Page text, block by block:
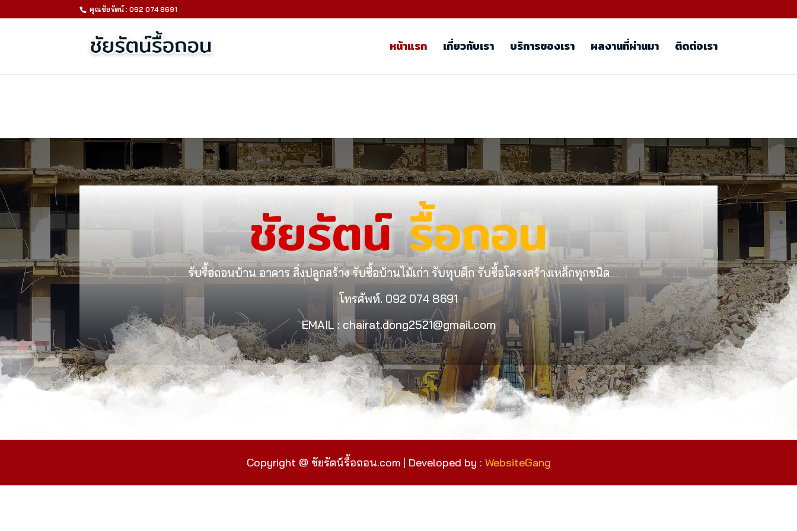
คุณชัยรัตน์ : 092 074 8691
หน้าแรก เกี่ยวกับเรา บริการของเรา ผลงานที่ผ่านมา ติดต่อเรา
ชัยรัตน์รื้อถอน
รับรื้อถอนบ้าน อาคาร สิ่งปลูกสร้าง รับซื้อบ้านไม้เก่า รับทุบตึก รับซื้อโครงสร้างเหล็กทุกชนิด
โทรศัพท์. 092 074 8691
EMAIL : chairat.dong2521@gmail.com
Copyright @ ชัยรัตน์รื้อถอน.com | Developed by : WebsiteGang